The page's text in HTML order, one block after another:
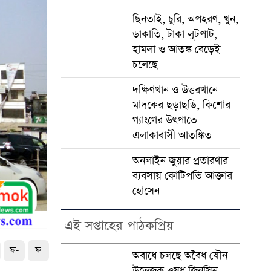
ফ- ফ
ছিনতাই, চুরি, অপহরণ, খুন,
ডাকাতি, টাকা লুটপাট,
হামলা ও আতঙ্ক বেড়েই
চলেছে
দক্ষিণখান ও উত্তরখানে
মাদকের ছড়াছডি, কিশোর
গ্যাংগের উৎপাতে
এলাকাবাসী আতঙ্কিত
অনলাইন জুয়ার প্রতারণার
ব্যবসায় কোটিপতি আক্তার
হোসেন
এই সপ্তাহের পাঠকপ্রিয়
অবাধে চলছে অবৈধ যৌন